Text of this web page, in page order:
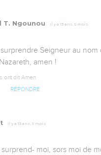
T. Ngounou Il y a 13 ans, 5 mois
Seigneur au nom
amen !
ont dit Amen
RÉPONDRE
Il y a 13 ans, 5 mois
moi, sors moi de